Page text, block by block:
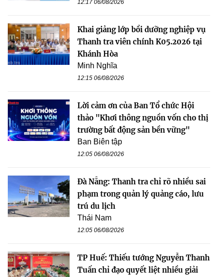
12:17 06/08/2026
Khai giảng lớp bồi dưỡng nghiệp vụ
Thanh tra viên chính K05.2026 tại
Khánh Hòa
Minh Nghĩa
12:15 06/08/2026
Lời cảm ơn của Ban Tổ chức Hội
thảo "Khơi thông nguồn vốn cho thị
trường bất động sản bền vững"
Ban Biên tập
12:05 06/08/2026
Đà Nẵng: Thanh tra chỉ rõ nhiều sai
phạm trong quản lý quảng cáo, lưu
trú du lịch
Thái Nam
12:05 06/08/2026
TP Huế: Thiếu tướng Nguyễn Thanh
Tuấn chỉ đạo quyết liệt nhiều giải